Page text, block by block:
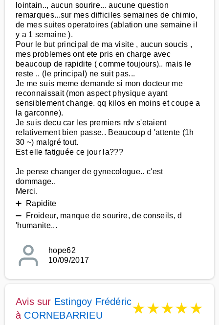
lointain.., aucun sourire... aucune question
remarques...sur mes difficiles semaines de chimio,
de mes suites operatoires (ablation une semaine il
y a 1 semaine ).
Pour le but principal de ma visite , aucun soucis ,
mes problemes ont ete pris en charge avec
beaucoup de rapidite ( comme toujours).. mais le
reste .. (le principal) ne suit pas...
Je me suis meme demande si mon docteur me
reconnaissait (mon aspect physique ayant
sensiblement change. qq kilos en moins et coupe a
la garconne).
Je suis decu car les premiers rdv s'etaient
relativement bien passe.. Beaucoup d 'attente (1h
30 ~) malgré tout.
Est elle fatiguée ce jour la???
Je pense changer de gynecologue.. c'est
dommage..
Merci.
➕ Rapidite
➖ Froideur, manque de sourire, de conseils, d
'humanite...
hope62
10/09/2017
Avis sur Estingoy Frédéric
à CORNEBARRIEU ★★★★★